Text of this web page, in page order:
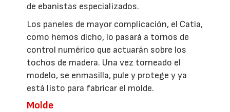
de ebanistas especializados.
Los paneles de mayor complicación, el Catia,
como hemos dicho, lo pasará a tornos de
control numérico que actuarán sobre los
tochos de madera. Una vez torneado el
modelo, se enmasilla, pule y protege y ya
está listo para fabricar el molde.
Molde